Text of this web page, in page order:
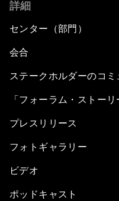
詳細
センター（部門）
会合
ステークホルダーのコミ
「フォーラム・ストーリ
プレスリリース
フォトギャラリー
ビデオ
ポッドキャスト